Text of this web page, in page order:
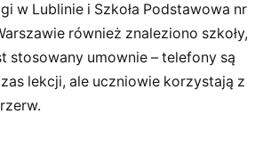
w Lublinie i Szkoła Podstawowa nr
również znaleziono szkoły,
stosowany umownie – telefony są
lekcji, ale uczniowie korzystają z